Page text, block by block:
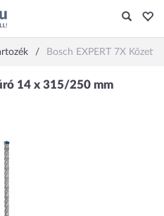
Bosch EXPERT 7X